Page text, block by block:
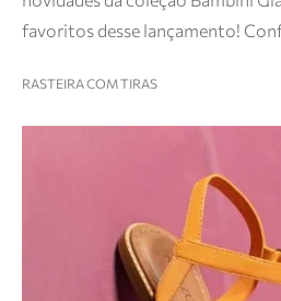
favoritos desse lançamento!
RASTEIRA COM TIRAS